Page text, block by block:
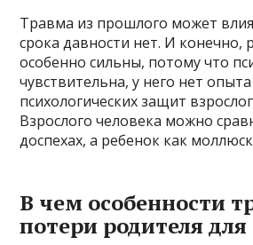
Травма из прошлого может
срока давности нет. И конечно,
особенно сильны, потому что
чувствительна, у него нет
психологических защит
Взрослого человека можно
доспехах, а ребенок как
В чем особенности
потери родителя для